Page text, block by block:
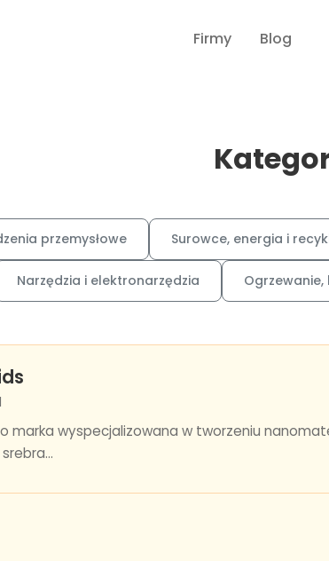
Firmy Blog
przemysłowe Surowce, energia i
Narzędzia i elektronarzędzia
marka wyspecjalizowana w tworzeniu